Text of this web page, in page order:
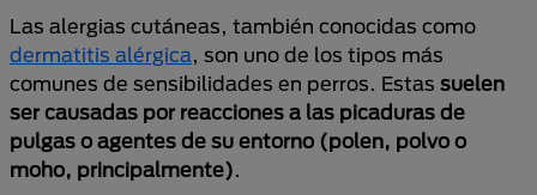
Las alergias cutáneas, también conocidas como
dermatitis alérgica, son uno de los tipos más
comunes de sensibilidades en perros. Estas suelen
ser causadas ​​por reacciones a las picaduras de
pulgas o agentes de su entorno (polen, polvo o
moho, principalmente).